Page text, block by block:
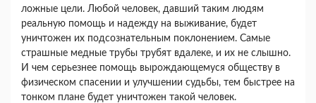
ложные цели. Любой человек, дав­ший таким людям
реальную помощь и надежду на выживание, будет
уничтожен их подсознательным поклонением. Самые
страшные медные трубы трубят вдалеке, и их не слышно.
И чем серьезнее помощь вырождающемуся обществу в
физическом спасении и улучшении судьбы, тем быстрее на
тонком плане будет уничтожен такой человек.